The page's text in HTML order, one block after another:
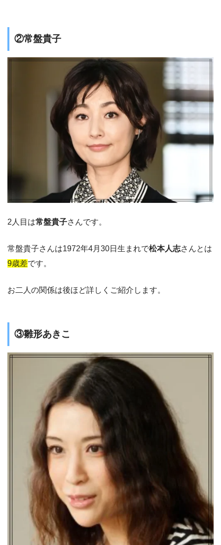
②常盤貴子
2人目は常盤貴子さんです。
常盤貴子さんは1972年4月30日生まれで松本人志さんとは
9歳差です。
お二人の関係は後ほど詳しくご紹介します。
③雛形あきこ